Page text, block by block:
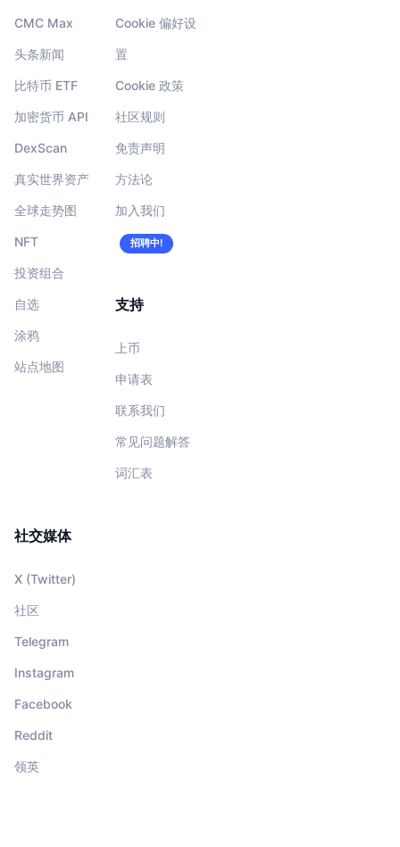
CMC Max
头条新闻
比特币 ETF
加密货币 API
DexScan
真实世界资产
全球走势图
NFT
投资组合
自选
涂鸦
站点地图
Cookie 偏好设
置
Cookie 政策
社区规则
免责声明
方法论
加入我们
招聘中!
支持
上币
申请表
联系我们
常见问题解答
词汇表
社交媒体
X (Twitter)
社区
Telegram
Instagram
Facebook
Reddit
领英